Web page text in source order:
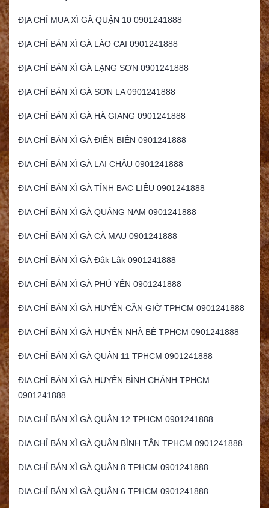
ĐỊA CHỈ MUA XÌ GÀ QUẬN 10 0901241888
ĐỊA CHỈ BÁN XÌ GÀ LÀO CAI 0901241888
ĐỊA CHỈ BÁN XÌ GÀ LẠNG SƠN 0901241888
ĐỊA CHỈ BÁN XÌ GÀ SƠN LA 0901241888
ĐỊA CHỈ BÁN XÌ GÀ HÀ GIANG 0901241888
ĐỊA CHỈ BÁN XÌ GÀ ĐIỆN BIÊN 0901241888
ĐỊA CHỈ BÁN XÌ GÀ LAI CHÂU 0901241888
ĐỊA CHỈ BÁN XÌ GÀ TỈNH BẠC LIÊU 0901241888
ĐỊA CHỈ BÁN XÌ GÀ QUẢNG NAM 0901241888
ĐỊA CHỈ BÁN XÌ GÀ CÀ MAU 0901241888
ĐỊA CHỈ BÁN XÌ GÀ Đắk Lắk 0901241888
ĐỊA CHỈ BÁN XÌ GÀ PHÚ YÊN 0901241888
ĐỊA CHỈ BÁN XÌ GÀ HUYỆN CẦN GIỜ TPHCM 0901241888
ĐỊA CHỈ BÁN XÌ GÀ HUYỆN NHÀ BÈ TPHCM 0901241888
ĐỊA CHỈ BÁN XÌ GÀ QUẬN 11 TPHCM 0901241888
ĐỊA CHỈ BÁN XÌ GÀ HUYỆN BÌNH CHÁNH TPHCM
0901241888
ĐỊA CHỈ BÁN XÌ GÀ QUẬN 12 TPHCM 0901241888
ĐỊA CHỈ BÁN XÌ GÀ QUẬN BÌNH TÂN TPHCM 0901241888
ĐỊA CHỈ BÁN XÌ GÀ QUẬN 8 TPHCM 0901241888
ĐỊA CHỈ BÁN XÌ GÀ QUẬN 6 TPHCM 0901241888